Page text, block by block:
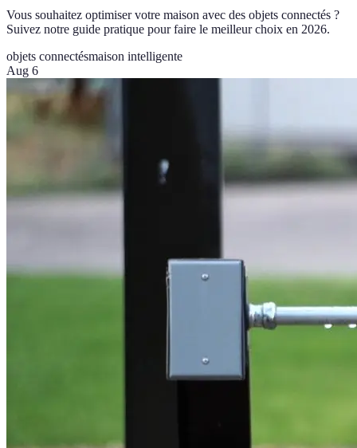
Vous souhaitez optimiser votre maison avec des objets connectés ?
Suivez notre guide pratique pour faire le meilleur choix en 2026.
objets connectésmaison intelligente
Aug 6